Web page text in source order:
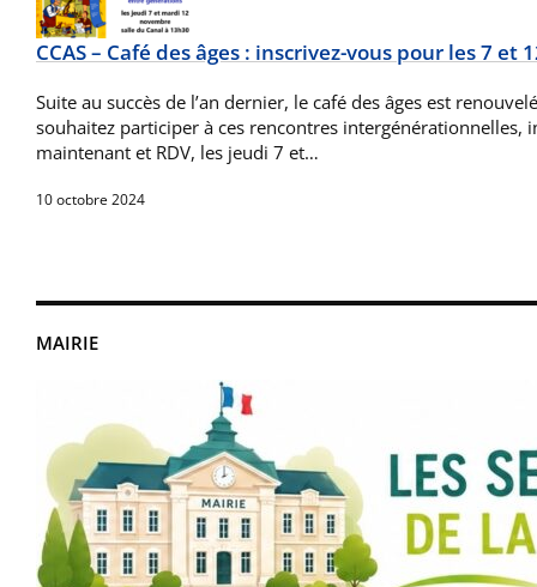
MAIRIE
CCAS – Café des âges : inscrivez-vous pour les 7 et
Suite au succès de l’an dernier, le café des âges est
souhaitez participer à ces rencontres intergénérationnelles,
maintenant et RDV, les jeudi 7 et…
10 octobre 2024